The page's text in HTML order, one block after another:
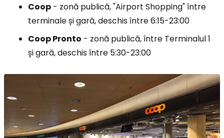
Coop - zonă publică, "Airport Shopping" între
terminale și gară, deschis între 6:15-23:00
Coop Pronto - zonă publică, între Terminalul 1
și gară, deschis între 5:30-23:00